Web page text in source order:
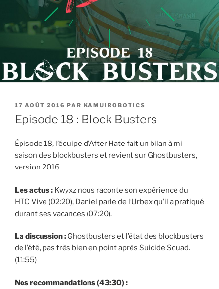
PUBLIÉ
LE
17 AOÛT 2016 PAR KAMUIROBOTICS
Episode 18 : Block Busters
Épisode 18, l’équipe d’After Hate fait un bilan à mi-
saison des blockbusters et revient sur Ghostbusters,
version 2016.
Les actus : Kwyxz nous raconte son expérience du
HTC Vive (02:20), Daniel parle de l’Urbex qu’il a pratiqué
durant ses vacances (07:20).
La discussion : Ghostbusters et l’état des blockbusters
de l’été, pas très bien en point après Suicide Squad.
(11:55)
Nos recommandations (43:30) :